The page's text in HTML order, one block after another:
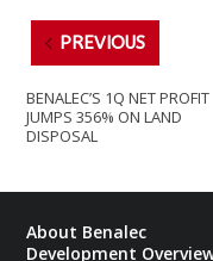
PREVIOUS
BENALEC’S 1Q NET PROFIT
JUMPS 356% ON LAND
DISPOSAL
About Benalec
Development